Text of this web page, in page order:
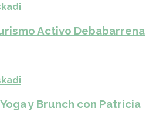
Activo Debabarrena
y Brunch con Patricia